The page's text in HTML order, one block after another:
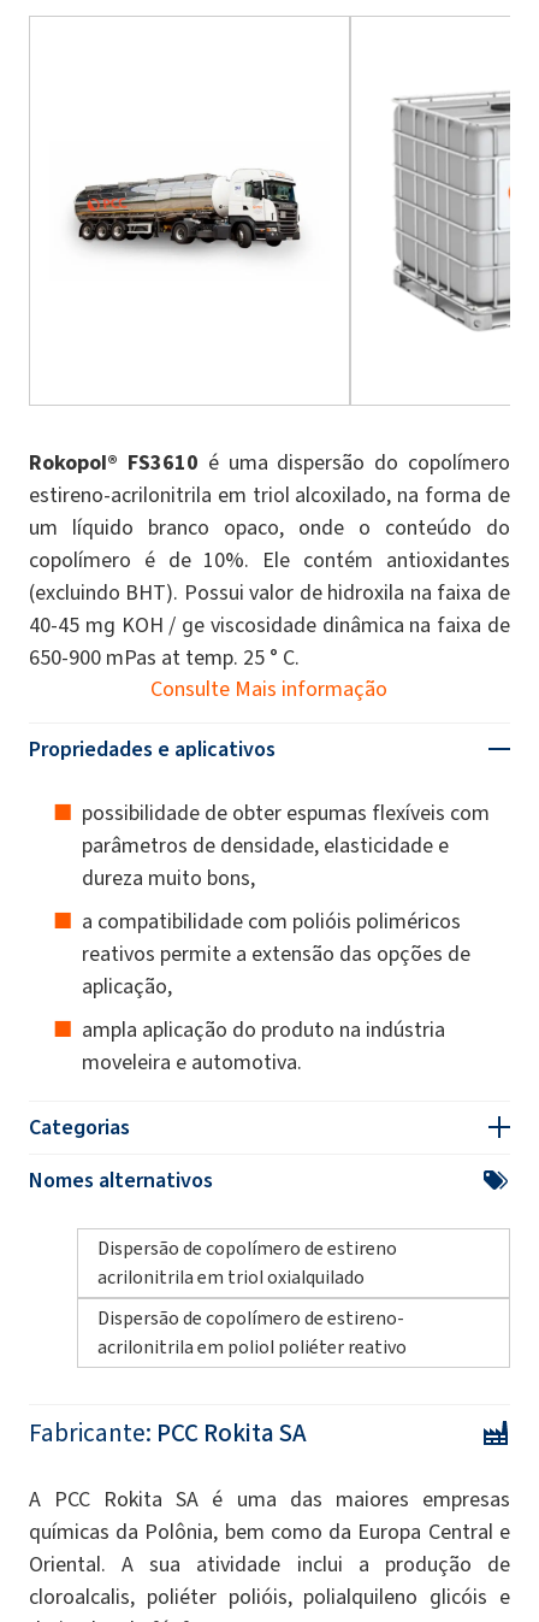
Rokopol® FS3610 é uma dispersão do copolímero
estireno-acrilonitrila em triol alcoxilado, na forma de
um líquido branco opaco, onde o conteúdo do
copolímero é de 10%. Ele contém antioxidantes
(excluindo BHT). Possui valor de hidroxila na faixa de
40-45 mg KOH / ge viscosidade dinâmica na faixa de
650-900 mPas at temp. 25 ° C.
Consulte Mais informação
Propriedades e aplicativos
possibilidade de obter espumas flexíveis com
parâmetros de densidade, elasticidade e
dureza muito bons,
a compatibilidade com polióis poliméricos
reativos permite a extensão das opções de
aplicação,
ampla aplicação do produto na indústria
moveleira e automotiva.
Categorias
Nomes alternativos
Dispersão de copolímero de estireno
acrilonitrila em triol oxialquilado
Dispersão de copolímero de estireno-
acrilonitrila em poliol poliéter reativo
Fabricante: PCC Rokita SA
A PCC Rokita SA é uma das maiores empresas
químicas da Polônia, bem como da Europa Central e
Oriental. A sua atividade inclui a produção de
cloroalcalis, poliéter polióis, polialquileno glicóis e